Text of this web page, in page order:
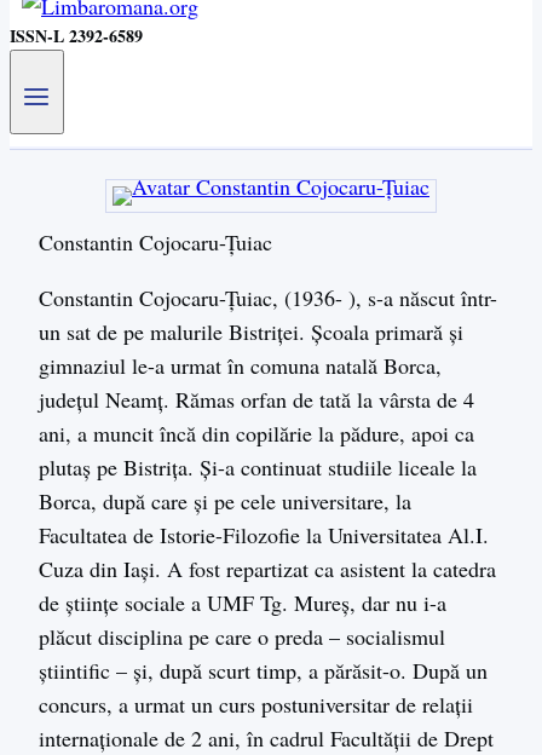
ISSN-L 2392-6589
Constantin Cojocaru-Țuiac
Constantin Cojocaru-Țuiac, (1936- ), s-a născut într-
un sat de pe malurile Bistriţei. Şcoala primară şi
gimnaziul le-a urmat în comuna natală Borca,
judeţul Neamţ. Rămas orfan de tată la vârsta de 4
ani, a muncit încă din copilărie la pădure, apoi ca
plutaş pe Bistriţa. Și-a continuat studiile liceale la
Borca, după care și pe cele universitare, la
Facultatea de Istorie-Filozofie la Universitatea Al.I.
Cuza din Iaşi. A fost repartizat ca asistent la catedra
de ştiinţe sociale a UMF Tg. Mureş, dar nu i-a
plăcut disciplina pe care o preda – socialismul
ştiintific – şi, după scurt timp, a părăsit-o. După un
concurs, a urmat un curs postuniversitar de relaţii
internaţionale de 2 ani, în cadrul Facultăţii de Drept